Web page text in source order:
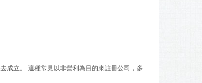
成立。 這種常見以非營利為目的來註冊公司，多